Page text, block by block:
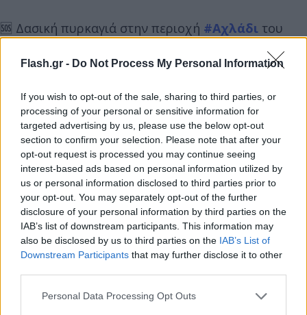
Flash.gr - Do Not Process My Personal Information
If you wish to opt-out of the sale, sharing to third parties, or
processing of your personal or sensitive information for
targeted advertising by us, please use the below opt-out
section to confirm your selection. Please note that after your
opt-out request is processed you may continue seeing
interest-based ads based on personal information utilized by
us or personal information disclosed to third parties prior to
your opt-out. You may separately opt-out of the further
disclosure of your personal information by third parties on the
IAB’s list of downstream participants. This information may
also be disclosed by us to third parties on the IAB’s List of
Downstream Participants that may further disclose it to other
Please note that this website/app uses one or more Google
Personal Data Processing Opt Outs
🆘 Δασική πυρκαγιά στην περιοχή #Αχλάδι του
#Φθιώτιδας
‼️ Παραμείνετε σε ετοιμότητα και ακολουθείτε τις
οδηγίες των Αρχών
https://t.co/kexUnlnGMV@pyrosvestiki
@hellenicpolice
— 112 Greece (@112Greece)June 30, 2025
Για την κατάσβεση της φωτιάς επιχειρούν 55
πυροσβέστες με τρεις ομάδες πεζοπόρων της 4ης